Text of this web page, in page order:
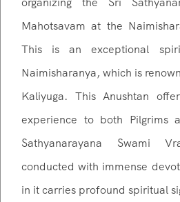
Mahotsavam at the
This is an exceptional
Naimisharanya, which is
Kaliyuga. This Anushtan
experience to both Pilgrims
Sathyanarayana Swami
conducted with immense
in it carries profound spiritual